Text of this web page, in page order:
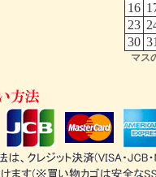
16
23
30
マス